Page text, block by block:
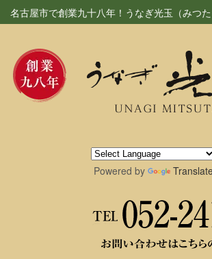
名古屋市で創業九十八年！うなぎ光玉（みつた
Powered by